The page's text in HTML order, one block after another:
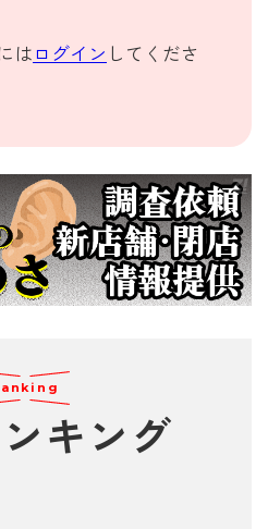
は ログイン してくださ
キング